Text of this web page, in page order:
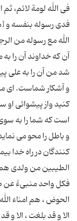
فى الله لومة لائم،
فدى رسوله بنفسه و
الله مع رسوله من
آن که خداوند آن را
شد من آن را به علی
و آشکار شماست. ای
کنید واز پیشوائی او
است که شما را به
و باطل را محو می
کنندگان در راه خدا
الطیبین من ولدى هم
فكل واحد منبىءُ عن
الحوض ، هم امناء
الا و قد بلغت ، الا و